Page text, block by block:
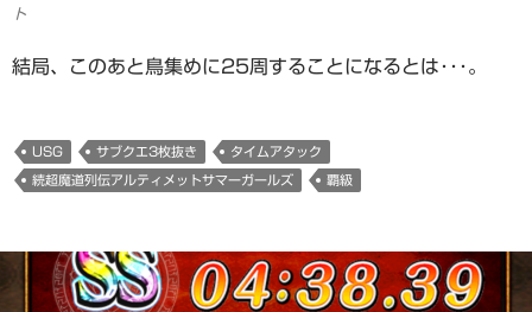
ト
結局、このあと鳥集めに25周することになるとは･･･。
USG サブクエ3枚抜き タイムアタック
続超魔道列伝アルティメットサマーガールズ 覇級